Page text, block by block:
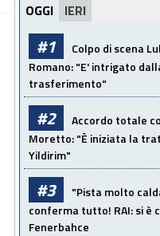
OGGI IERI
#1
Colpo di scena
Romano: "E' intrigato
trasferimento"
#2
Accordo totale
Moretto: "È iniziata la
Yildirim"
#3
"Pista molto
conferma tutto! RAI: si è
Fenerbahce